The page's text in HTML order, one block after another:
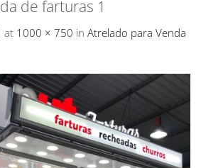
de farturas 1
at 1000 × 750 in Atrelado para Venda